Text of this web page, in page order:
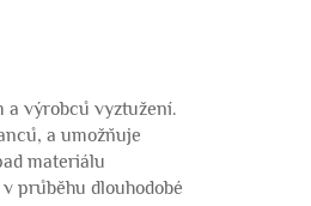
a výrobců vyztužení.
a umožňuje
materiálu
průběhu dlouhodobé